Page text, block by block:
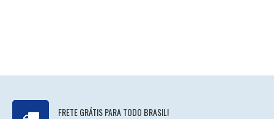
FRETE GRÁTIS PARA TODO BRASIL!